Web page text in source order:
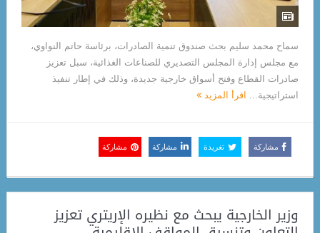
سماح محمد سليم بحث صندوق تنمية الصادرات، برئاسة حاتم النواوي،
مع مجلس إدارة المجلس التصديري للصناعات الغذائية، سبل تعزيز
صادرات القطاع وفتح أسواق خارجية جديدة، وذلك في إطار تنفيذ
استراتيجية... اقرأ المزيد
مشاركة تغريدة مشاركة مشاركة
وزير الخارجية يبحث مع نظيره الإريتري تعزيز